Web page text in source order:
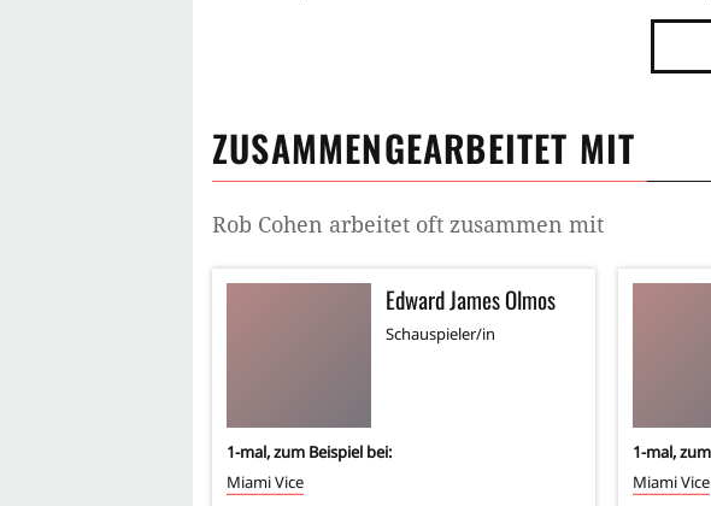
ZUSAMMENGEARBEITET MIT
Rob Cohen arbeitet oft zusammen mit
Edward James Olmos
Schauspieler/in
1-mal, zum Beispiel bei:
Miami Vice
1-mal,
Miami Vice